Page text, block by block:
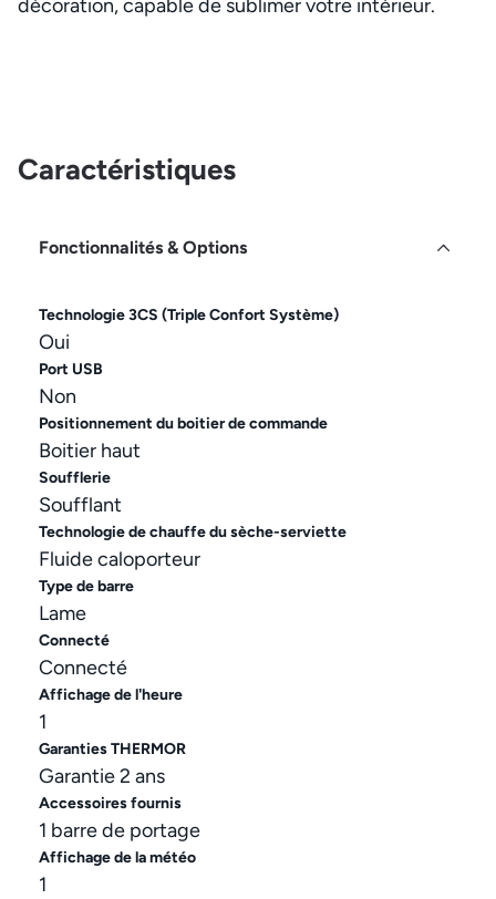
décoration, capable de sublimer votre intérieur.
Caractéristiques
Fonctionnalités & Options
Technologie 3CS (Triple Confort Système)
Oui
Port USB
Non
Positionnement du boitier de commande
Boitier haut
Soufflerie
Soufflant
Technologie de chauffe du sèche-serviette
Fluide caloporteur
Type de barre
Lame
Connecté
Connecté
Affichage de l'heure
1
Garanties THERMOR
Garantie 2 ans
Accessoires fournis
1 barre de portage
Affichage de la météo
1